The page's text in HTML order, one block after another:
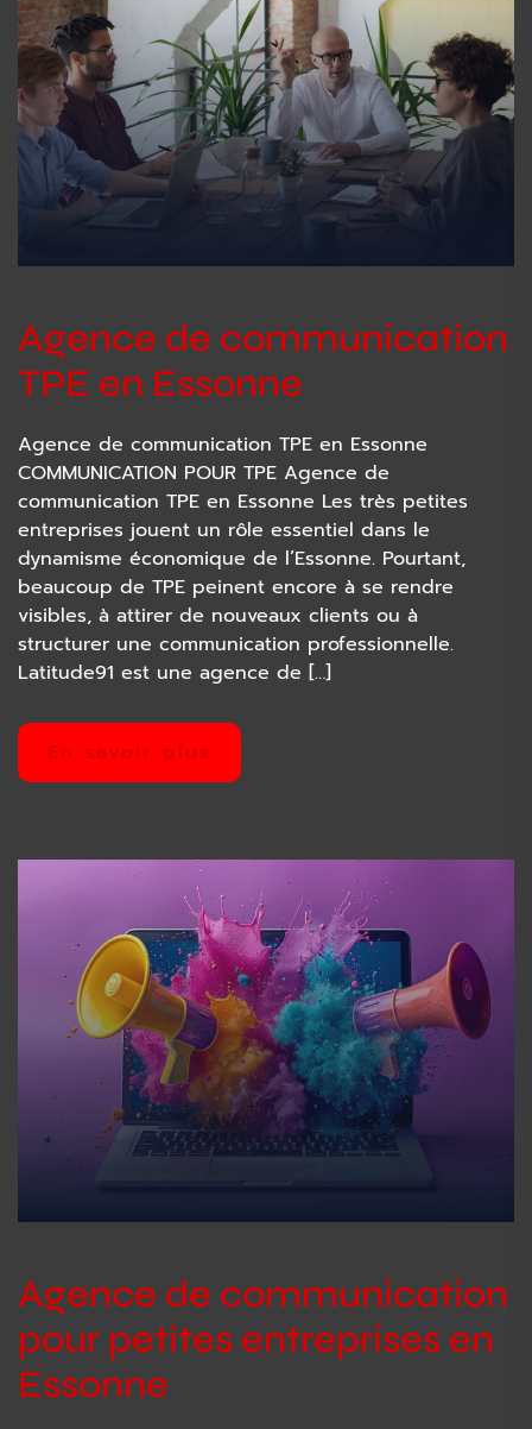
Agence de communication
TPE en Essonne
Agence de communication TPE en Essonne
COMMUNICATION POUR TPE Agence de
communication TPE en Essonne Les très petites
entreprises jouent un rôle essentiel dans le
dynamisme économique de l’Essonne. Pourtant,
beaucoup de TPE peinent encore à se rendre
visibles, à attirer de nouveaux clients ou à
structurer une communication professionnelle.
Latitude91 est une agence de […]
En savoir plus
Agence de communication
pour petites entreprises en
Essonne